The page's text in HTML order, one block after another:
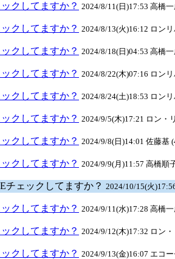
クしてますか？ 2024/8/11(日)17:53 高橋
クしてますか？ 2024/8/13(火)16:12 ロン
クしてますか？ 2024/8/18(日)04:53 高橋
クしてますか？ 2024/8/22(木)07:16 ロン
クしてますか？ 2024/8/24(土)18:53 ロン
クしてますか？ 2024/9/5(木)17:21 ロン・
クしてますか？ 2024/9/8(日)14:01 佐藤基
クしてますか？ 2024/9/9(月)11:57 高橋順
チェックしてますか？ 2024/10/15(火
クしてますか？ 2024/9/11(水)17:28 高橋
クしてますか？ 2024/9/12(木)17:32 ロン
クしてますか？ 2024/9/13(金)16:07 エコ